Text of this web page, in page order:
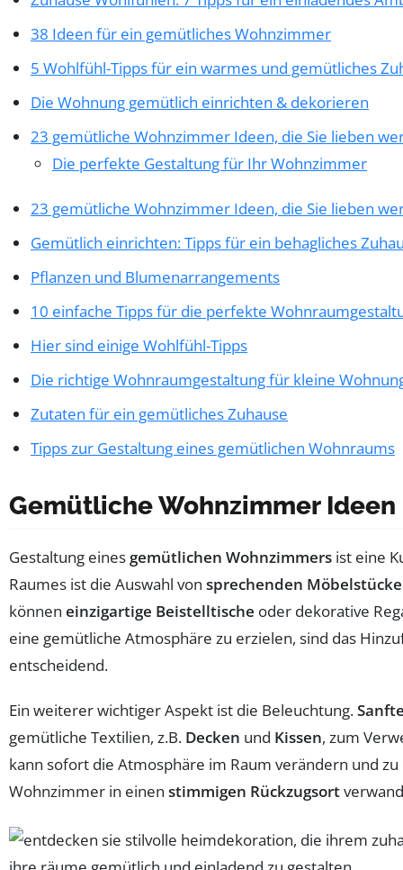
38 Ideen für ein gemütliches Wohnzimmer
5 Wohlfühl-Tipps für ein warmes und gemütliches
Die Wohnung gemütlich einrichten & dekorieren
23 gemütliche Wohnzimmer Ideen, die Sie lieben
Die perfekte Gestaltung für Ihr Wohnzimmer
23 gemütliche Wohnzimmer Ideen, die Sie lieben
Gemütlich einrichten: Tipps für ein behagliches
Pflanzen und Blumenarrangements
10 einfache Tipps für die perfekte
Hier sind einige Wohlfühl-Tipps
Die richtige Wohnraumgestaltung für kleine
Zutaten für ein gemütliches Zuhause
Tipps zur Gestaltung eines gemütlichen Wohnraums
Gemütliche Wohnzimmer Ideen
Gestaltung eines gemütlichen Wohnzimmers ist eine
Raumes ist die Auswahl von sprechenden
können einzigartige Beistelltische oder dekorative
eine gemütliche Atmosphäre zu erzielen, sind das
entscheidend.
Ein weiterer wichtiger Aspekt ist die Beleuchtung.
gemütliche Textilien, z.B. Decken und Kissen, zum
kann sofort die Atmosphäre im Raum verändern und
Wohnzimmer in einen stimmigen Rückzugsort